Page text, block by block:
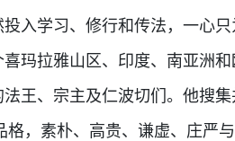
学习、修行和传法，一心只
玛拉雅山区、印度、南亚洲
王、宗主及仁波切们。他搜集
，素朴、高贵、谦虚、庄严